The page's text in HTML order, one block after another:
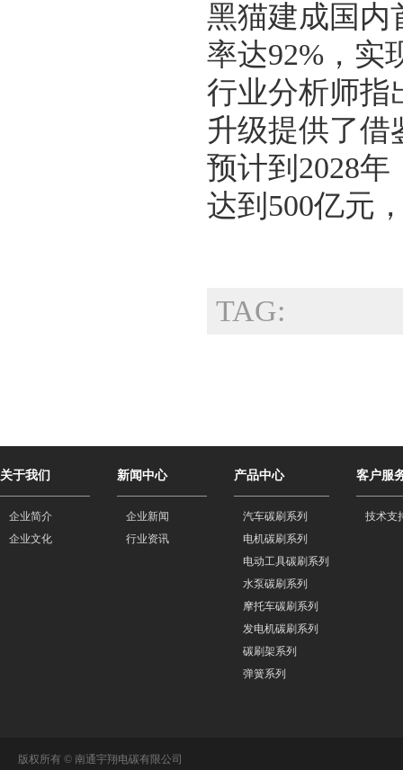
黑猫建成国内
率达92%，实
行业分析师指
升级提供了借
预计到2028
达到500亿元
TAG:
关于我们
企业简介
企业文化
新闻中心
企业新闻
行业资讯
产品中心
汽车碳刷系列
电机碳刷系列
电动工具碳刷系列
水泵碳刷系列
摩托车碳刷系列
发电机碳刷系列
碳刷架系列
弹簧系列
客户服
技术支
版权所有 © 南通宇翔电碳有限公司